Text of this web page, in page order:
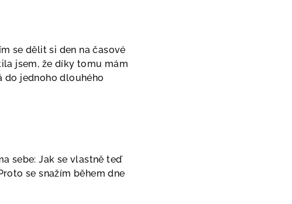
se dělit si den na časové
jsem, že díky tomu mám
do jednoho dlouhého
sebe: Jak se vlastně teď
se snažím během dne